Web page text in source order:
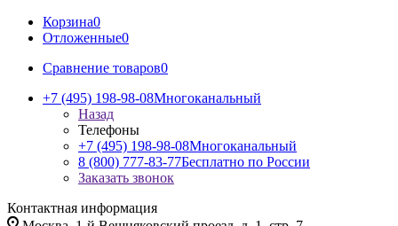
Корзина0
Отложенные0
Сравнение товаров0
+7 (495) 198-98-08Многоканальный
Назад
Телефоны
+7 (495) 198-98-08Многоканальный
8 (800) 777-83-77Бесплатно по России
Заказать звонок
Контактная информация